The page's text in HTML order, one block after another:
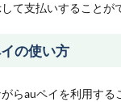
て支払いすることが
の使い方
らauペイを利用する